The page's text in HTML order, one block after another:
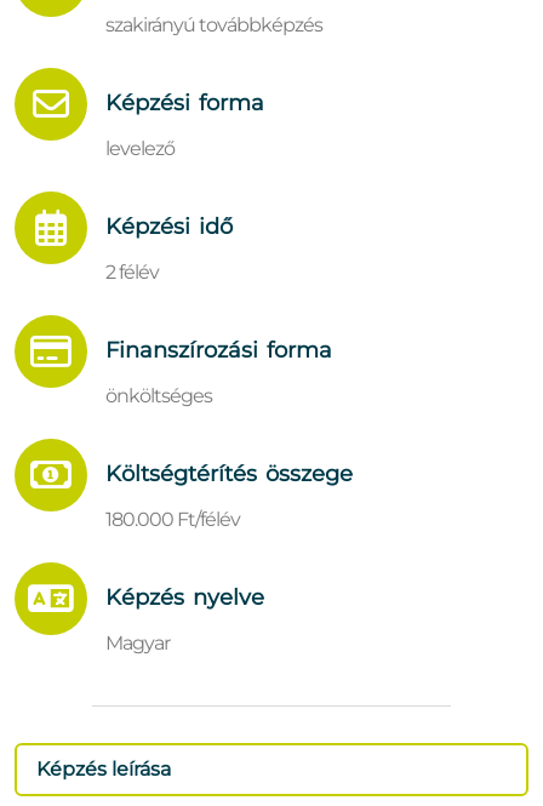
szakirányú továbbképzés
Képzési forma
levelező
Képzési idő
2 félév
Finanszírozási forma
önköltséges
Költségtérítés összege
180.000 Ft/félév
Képzés nyelve
Magyar
Képzés leírása